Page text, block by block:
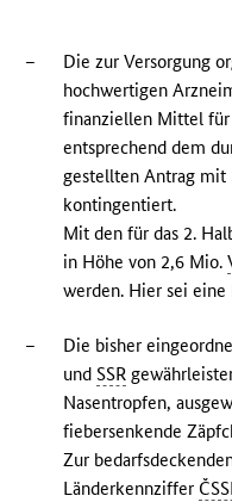
–
Die zur Versorgung
hochwertigen
finanziellen Mittel
entsprechend dem
gestellten Antrag
kontingentiert.
Mit den für das 2.
in Höhe von 2,6 Mio.
werden. Hier sei
– Die bisher
undSSR
Nasentropfen,
fiebersenkende
Zur
Länderkennziffer